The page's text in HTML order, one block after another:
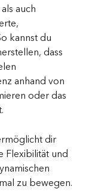
auch
kannst du
dass
anhand von
oder das
dir
Flexibilität und
zu bewegen.